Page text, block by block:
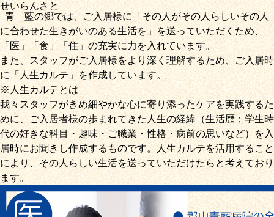
青藍
せいらん
の郷
さと
では、ご入居様に「その人がその人らしいその人
に合わせた生きがいのある生活を」を送っていただくため、
「医」 「食」「住」の充実に力を入れています。
また、スタッフがご入居様をより深く理解するため、ご入居時
に「人生カルテ」を作成しています。
※人生カルテとは
我々スタッフがきめ細やかな心に寄り添ったケアを実践するた
めに、ご入居者様の歩まれてきた人生の経緯（生活歴；学生時
代の好きな科目・趣味・ご職業・性格・病前の思いなど）を入
居時にお聞きし作成するものです。人生カルテを活用すること
により、その人らしい生活を送っていただけたらと考えており
ます。